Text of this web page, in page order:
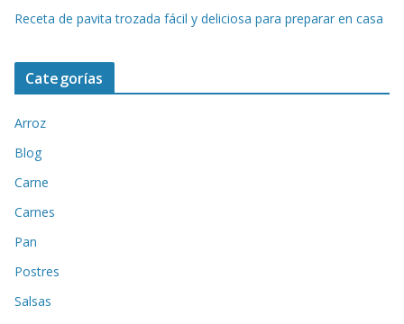
Receta de pavita trozada fácil y deliciosa para preparar en casa
Categorías
Arroz
Blog
Carne
Carnes
Pan
Postres
Salsas